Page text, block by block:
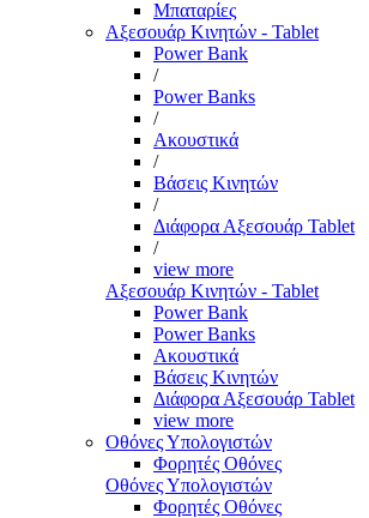
Μπαταρίες
Αξεσουάρ Κινητών - Tablet
Power Bank
/
Power Banks
/
Ακουστικά
/
Βάσεις Κινητών
/
Διάφορα Αξεσουάρ Tablet
/
view more
Αξεσουάρ Κινητών - Tablet
Power Bank
Power Banks
Ακουστικά
Βάσεις Κινητών
Διάφορα Αξεσουάρ Tablet
view more
Οθόνες Υπολογιστών
Φορητές Οθόνες
Οθόνες Υπολογιστών
Φορητές Οθόνες